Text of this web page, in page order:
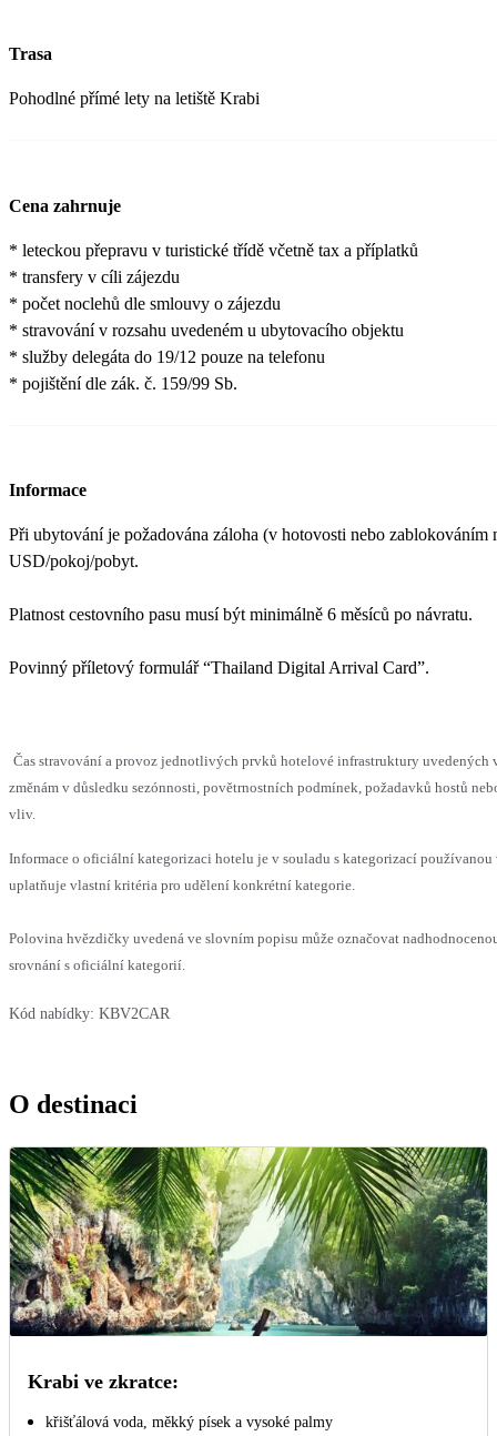
Trasa
Pohodlné přímé lety na letiště Krabi
Cena zahrnuje
* leteckou přepravu v turistické třídě včetně tax a příplatků
* transfery v cíli zájezdu
* počet noclehů dle smlouvy o zájezdu
* stravování v rozsahu uvedeném u ubytovacího objektu
* služby delegáta do 19/12 pouze na telefonu
* pojištění dle zák. č. 159/99 Sb.
Informace
Při ubytování je požadována záloha (v hotovosti nebo zablokováním
USD/pokoj/pobyt.
Platnost cestovního pasu musí být minimálně 6 měsíců po návratu.
Povinný příletový formulář “Thailand Digital Arrival Card”.
Čas stravování a provoz jednotlivých prvků hotelové infrastruktury uvedených
změnám v důsledku sezónnosti, povětrnostních podmínek, požadavků hostů
vliv.
Informace o oficiální kategorizaci hotelu je v souladu s kategorizací používanou
uplatňuje vlastní kritéria pro udělení konkrétní kategorie.
Polovina hvězdičky uvedená ve slovním popisu může označovat
srovnání s oficiální kategorií.
Kód nabídky: KBV2CAR
O destinaci
Krabi ve zkratce:
křišťálová voda, měkký písek a vysoké palmy